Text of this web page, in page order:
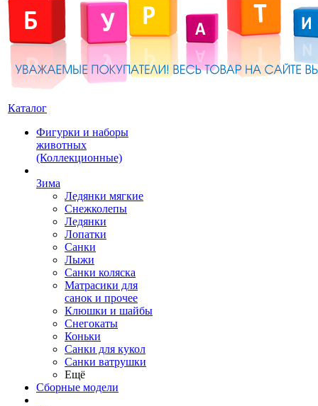
Каталог
Фигурки и наборы
животных
(Коллекционные)
Зима
Ледянки мягкие
Снежколепы
Ледянки
Лопатки
Санки
Лыжи
Санки коляска
Матрасики для
санок и прочее
Клюшки и шайбы
Снегокаты
Коньки
Санки для кукол
Санки ватрушки
Ещё
Сборные модели